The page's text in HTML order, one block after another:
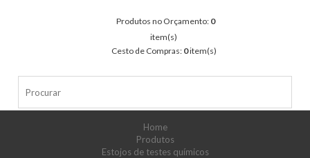
Produtos no Orçamento: 0
item(s)
Cesto de Compras: 0item(s)
Home
Produtos
Estojos de testes químicos